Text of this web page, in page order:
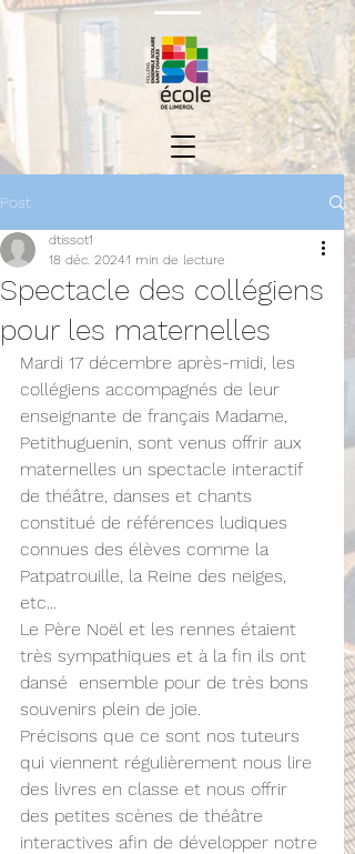
Post
Spectacle des collégiens
pour les maternelles
dtissot1
18 déc. 20241 min de lecture
Mardi 17 décembre après-midi, les
collégiens accompagnés de leur
enseignante de français Madame,
Petithuguenin, sont venus offrir aux
maternelles un spectacle interactif
de théâtre, danses et chants
constitué de références ludiques
connues des élèves comme la
Patpatrouille, la Reine des neiges,
etc...
Le Père Noël et les rennes étaient
très sympathiques et à la fin ils ont
dansé  ensemble pour de très bons
souvenirs plein de joie.
Précisons que ce sont nos tuteurs
qui viennent régulièrement nous lire
des livres en classe et nous offrir
des petites scènes de théâtre
interactives afin de développer notre